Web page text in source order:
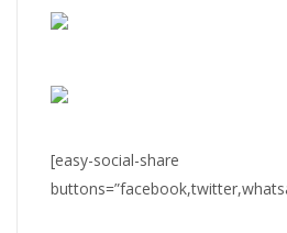
[easy-social-share